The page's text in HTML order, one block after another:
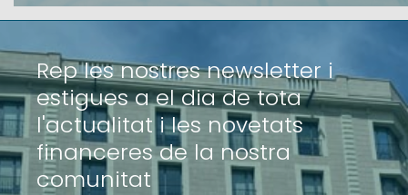
supera els resultats de l'any anterior. L’activitat de la
Rep les nostres newsletter i
estigues a el dia de tota
l'actualitat i les novetats
financeres de la nostra
comunitat